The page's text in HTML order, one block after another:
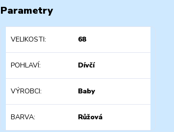
Parametry
VELIKOSTI 68
POHLAVÍ Dívčí
VÝROBCI Baby
BARVA Růžová